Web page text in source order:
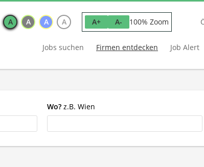
A A A A A+ A- 100% Zoom
Jobs suchen Firmen entdecken Job Alert
Wo? z.B. Wien